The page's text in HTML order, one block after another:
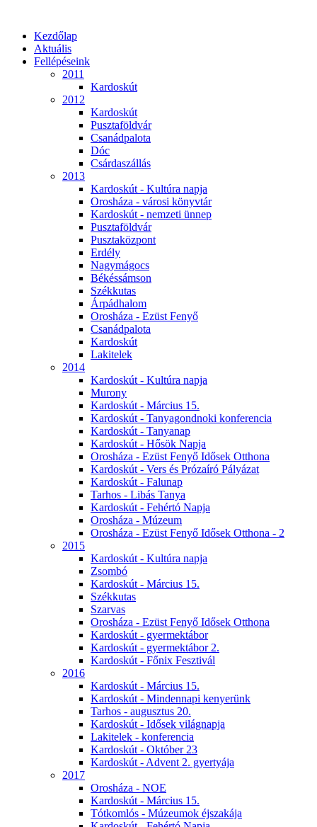
Kezdőlap
Aktuális
Fellépéseink
2011
Kardoskút
2012
Kardoskút
Pusztaföldvár
Csanádpalota
Dóc
Csárdaszállás
2013
Kardoskút - Kultúra napja
Orosháza - városi könyvtár
Kardoskút - nemzeti ünnep
Pusztaföldvár
Pusztaközpont
Erdély
Nagymágocs
Békéssámson
Székkutas
Árpádhalom
Orosháza - Ezüst Fenyő
Csanádpalota
Kardoskút
Lakitelek
2014
Kardoskút - Kultúra napja
Murony
Kardoskút - Március 15.
Kardoskút - Tanyagondnoki konferencia
Kardoskút - Tanyanap
Kardoskút - Hősök Napja
Orosháza - Ezüst Fenyő Idősek Otthona
Kardoskút - Vers és Prózaíró Pályázat
Kardoskút - Falunap
Tarhos - Libás Tanya
Kardoskút - Fehértó Napja
Orosháza - Múzeum
Orosháza - Ezüst Fenyő Idősek Otthona - 2
2015
Kardoskút - Kultúra napja
Zsombó
Kardoskút - Március 15.
Székkutas
Szarvas
Orosháza - Ezüst Fenyő Idősek Otthona
Kardoskút - gyermektábor
Kardoskút - gyermektábor 2.
Kardoskút - Főnix Fesztivál
2016
Kardoskút - Március 15.
Kardoskút - Mindennapi kenyerünk
Tarhos - augusztus 20.
Kardoskút - Idősek világnapja
Lakitelek - konferencia
Kardoskút - Október 23
Kardoskút - Advent 2. gyertyája
2017
Orosháza - NOE
Kardoskút - Március 15.
Tótkomlós - Múzeumok éjszakája